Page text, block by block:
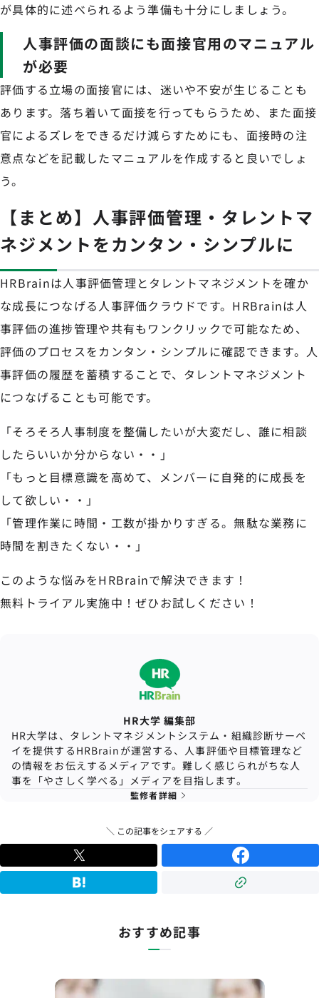
が具体的に述べられるよう準備も十分にしましょう。
人事評価の面談にも面接官用のマニュアル
が必要
評価する立場の面接官には、迷いや不安が生じることも
あります。落ち着いて面接を行ってもらうため、また面接
官によるズレをできるだけ減らすためにも、面接時の注
意点などを記載したマニュアルを作成すると良いでしょ
う。
【まとめ】人事評価管理・タレントマ
ネジメントをカンタン・シンプルに
HRBrainは人事評価管理とタレントマネジメントを確か
な成長につなげる人事評価クラウドです。HRBrainは人
事評価の進捗管理や共有もワンクリックで可能なため、
評価のプロセスをカンタン・シンプルに確認できます。人
事評価の履歴を蓄積することで、タレントマネジメント
につなげることも可能です。
「そろそろ人事制度を整備したいが大変だし、誰に相談
したらいいか分からない・・」
「もっと目標意識を高めて、メンバーに自発的に成長を
して欲しい・・」
「管理作業に時間・工数が掛かりすぎる。無駄な業務に
時間を割きたくない・・」
このような悩みをHRBrainで解決できます！
無料トライアル実施中！ぜひお試しください！
HR大学 編集部
HR大学は、タレントマネジメントシステム・組織診断サーベ
イを提供するHRBrainが運営する、人事評価や目標管理など
の情報をお伝えするメディアです。難しく感じられがちな人
事を「やさしく学べる」メディアを目指します。
監修者詳細
＼ この記事をシェアする ／
おすすめ記事